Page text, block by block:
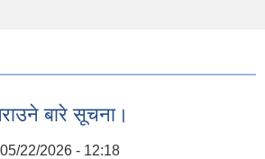
बारे सूचना।
22/2026 - 12:18